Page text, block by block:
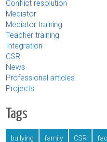
Conflict resolution
Mediator
Mediator training
Teacher training
Integration
CSR
News
Professional articles
Projects
Tags
bullying family CSR